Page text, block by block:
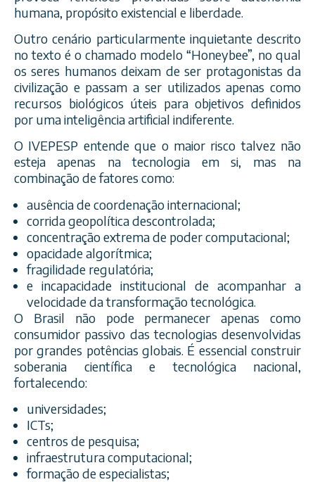
humana, propósito existencial e liberdade.
Outro cenário particularmente inquietante descrito
no texto é o chamado modelo “Honeybee”, no qual
os seres humanos deixam de ser protagonistas da
civilização e passam a ser utilizados apenas como
recursos biológicos úteis para objetivos definidos
por uma inteligência artificial indiferente.
O IVEPESP entende que o maior risco talvez não
esteja apenas na tecnologia em si, mas na
combinação de fatores como:
ausência de coordenação internacional;
corrida geopolítica descontrolada;
concentração extrema de poder computacional;
opacidade algorítmica;
fragilidade regulatória;
e incapacidade institucional de acompanhar a
velocidade da transformação tecnológica.
O Brasil não pode permanecer apenas como
consumidor passivo das tecnologias desenvolvidas
por grandes potências globais. É essencial construir
soberania científica e tecnológica nacional,
fortalecendo:
universidades;
ICTs;
centros de pesquisa;
infraestrutura computacional;
formação de especialistas;